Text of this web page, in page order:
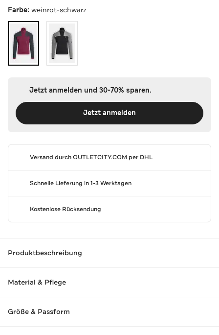
Farbe: weinrot-schwarz
Jetzt anmelden und 30-70% sparen.
Jetzt anmelden
Versand durchOUTLETCITY.COM per DHL
Schnelle Lieferung in 1-3 Werktagen
Kostenlose Rücksendung
Produktbeschreibung
Material & Pflege
Größe & Passform